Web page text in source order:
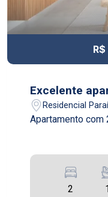
Excelente
Residencial
Apartamento com
2